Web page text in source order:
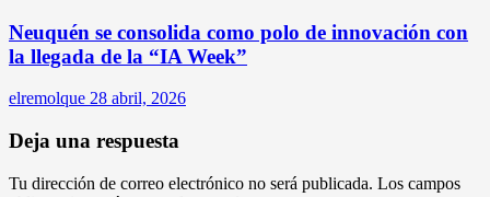
Neuquén se consolida como polo de innovación con
la llegada de la “IA Week”
elremolque 28 abril, 2026
Deja una respuesta
Tu dirección de correo electrónico no será publicada. Los campos